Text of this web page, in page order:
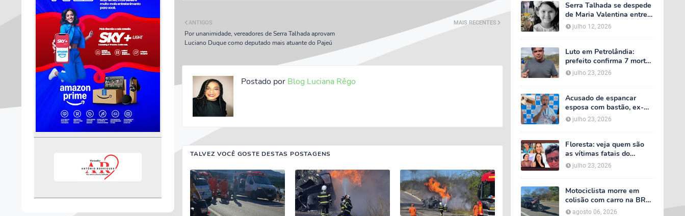
MAIS RECENTES
ANTIGOS
Por unanimidade, vereadores de Serra Talhada aprovam
Luciano Duque como deputado mais atuante do Pajeú
Postado por Blog Luciana Rêgo
TALVEZ VOCÊ GOSTE DESTAS POSTAGENS
Serra Talhada se despede
de Maria Valentina entre
lágrimas, louvores e uma
multidão que caminhou ao
julho 12, 2026
Luto em Petrolândia:
prefeito confirma 7 mortes
e 4 feridos em tragédia
com van do TFD e decreta
julho 23, 2026
Acusado de espancar
esposa com bastão, ex-
secretário de Calumbi
será julgado por tentativa
julho 23, 2026
Floresta: veja quem são
as vítimas fatais do
acidente entre van do TFD
e caminhão na PE-360
julho 23, 2026
Motociclista morre em
colisão com carro na BR-
232, em Serra Talhada
agosto 06, 2026